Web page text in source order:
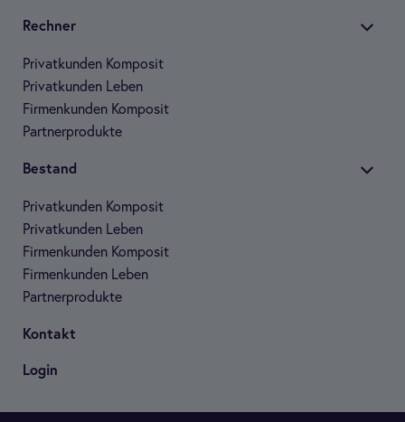
Rech­ner
Pri­vat­kun­den Kom­po­sit
Pri­vat­kun­den Leben
Fir­men­kun­den Kom­po­sit
Part­ner­pro­dukte
Bestand
Pri­vat­kun­den Kom­po­sit
Pri­vat­kun­den Leben
Fir­men­kun­den Kom­po­sit
Fir­men­kun­den Leben
Part­ner­pro­dukte
Kon­takt
Login